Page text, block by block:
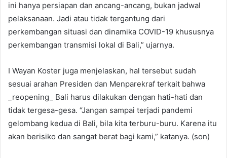
ini hanya persiapan dan ancang-ancang, bukan jadwal
pelaksanaan. Jadi atau tidak tergantung dari
perkembangan situasi dan dinamika COVID-19 khususnya
perkembangan transmisi lokal di Bali,” ujarnya.
I Wayan Koster juga menjelaskan, hal tersebut sudah
sesuai arahan Presiden dan Menparekraf terkait bahwa
_reopening_ Bali harus dilakukan dengan hati-hati dan
tidak tergesa-gesa. “Jangan sampai terjadi pandemi
gelombang kedua di Bali, bila kita terburu-buru. Karena itu
akan berisiko dan sangat berat bagi kami,” katanya. (son)